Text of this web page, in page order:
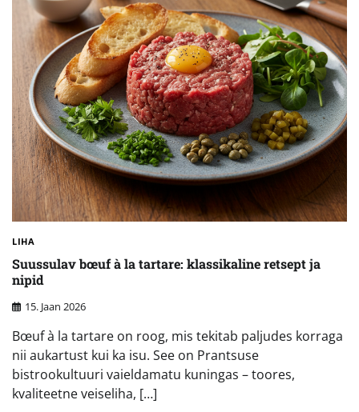
LIHA
Suussulav bœuf à la tartare: klassikaline retsept ja
nipid
15. Jaan 2026
Bœuf à la tartare on roog, mis tekitab paljudes korraga
nii aukartust kui ka isu. See on Prantsuse
bistrookultuuri vaieldamatu kuningas – toores,
kvaliteetne veiseliha, […]